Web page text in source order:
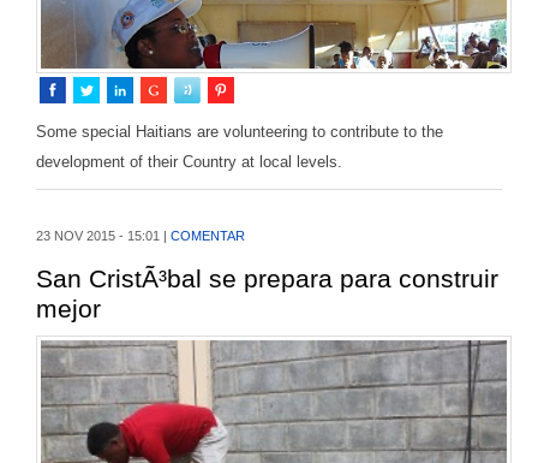
Some special Haitians are volunteering to contribute to the
development of their Country at local levels.
23 NOV 2015 - 15:01 | COMENTAR
San CristÃ³bal se prepara para construir
mejor